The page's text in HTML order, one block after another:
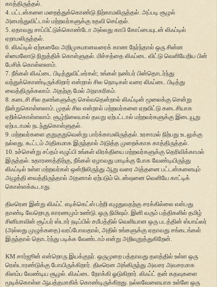
காத்திருத்தல்.
4. பட்டன்களை மறைத்துக்கொண்டு நிற்காமலிருத்தல். அப்படி சூழல்
அமைந்துவிட்டால் மற்றவர்களுக்கு உதவி செய்தல்.
5. ஏதாவது சாப்பிட்டுக்கொண்டோ அல்லது காபி கோப்பையுடன் லிஃப்டில்
ஏறாமலிருத்தல்.
6. லிஃப்டில் ஏற்கனவே அறிமுகமானவரைக் காண நேர்ந்தால் ஒரு சின்ன
ஸ்மைலோடு நிறுத்திக் கொள்ளுதல். மிச்சத்தை லிஃப்டை விட்டு வெளியேறிய பின்
பேசிக் கொள்ளலாம்.
7. நீங்கள் லிஃப்டை பிடித்துவிட்டீர்கள்; உங்கள் நண்பர் பின்தொடர்ந்து
வந்துக்கொண்டிருக்கிறார் என்றால் சில நொடிகள் வரை லிஃப்டை பிடித்து
வைத்திருக்கலாம். அதற்கு மேல் அநாகரிகம்.
8. கடைசி சில தளங்களுக்கு செல்வதென்றால் லிஃப்டின் மூலைக்கு சென்று
நின்றுகொள்ளலாம். முதல் சில என்றால் மற்றவர்களை ஏறவிட்டு கடைசியாக
ஏறிக்கொள்ளலாம். சூழ்நிலையால் தவறு ஏற்பட்டால் மற்றவர்களுக்கு இடையூறு
ஏற்படாமல் நடந்துகொள்ளுதல்.
9. மற்றவர்களை குறுகுறுவென்று பார்க்காமலிருத்தல். உரசாமல் நிற்பது உடலுக்கு
நல்லது. கூட்டம் அதிகமாக இருந்தால் அடுத்த முறைக்காக காத்திருத்தல்.
10. உச்சென்று சப்தம் எழுப்பி உங்கள் விரக்தியை மற்றவர்களுக்கு தெரிவிக்காமல்
இருத்தல். உதாரணத்திற்கு, நீங்கள் ஏழாவது மாடிக்கு போக வேண்டியிருந்து
லிஃப்டில் உள்ள மற்றவர்கள் ஒன்றிலிருந்து ஆறு வரை அத்தனை பட்டன்களையும்
அழுத்தி வைத்திருந்தால் அதனால் ஏற்படும் டென்ஷனை வெளியே காட்டிக்
கொள்ளக்கூடாது.
திடீரென இன்று லிஃப்ட் எடிக்கெட்ஸ் பற்றி எழுதுவதற்கு சரக்கில்லை என்பது
தாண்டி வேறொரு காரணமும் உண்டு. ஒரு நிமிஷம். இனி வரும் பத்திகளில் தமிழ்
சினிமாவின் சூப்பர் ஸ்டார் நடிப்பில் சமீபத்தில் வெளியான ஒரு படத்தின் ஸ்பாய்லர்
(அல்லது முழுக்கதை) வரப்போவதால், அதில் உங்களுக்கு ஏதாவது சங்கடங்கள்
இருந்தால் தொடர்ந்து படிக்க வேண்டாம் என்று அறிவுறுத்துகிறேன்.
KM சார்ஜூன் என்றொரு இயக்குநர். ஒருமுறை பத்தாவது தளத்தில் உள்ள ஒரு
ரெஸ்டாரண்டுக்கு போயிருக்கிறார். திடீரென அங்கிருந்து அவசர அவசரமாக
கிளம்ப வேண்டிய சூழல். லிஃப்டை நோக்கி ஓடுகிறார். லிஃப்ட் தன் கதவுகளை
மூடிக்கொள்ள ஆயத்தமாகிக் கொண்டிருக்கிறது. நல்லவேளையாக உள்ளே ஒரு